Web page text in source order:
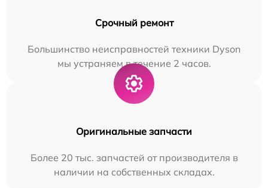
Срочный ремонт
Большинство неисправностей техники Dyson
мы устраняем в течение 2 часов.
Оригинальные запчасти
Более 20 тыс. запчастей от производителя в
наличии на собственных складах.